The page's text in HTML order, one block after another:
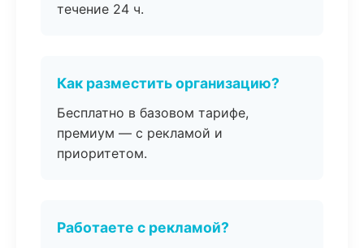
течение 24 ч.
Как разместить организацию?
Бесплатно в базовом тарифе,
премиум — с рекламой и
приоритетом.
Работаете с рекламой?